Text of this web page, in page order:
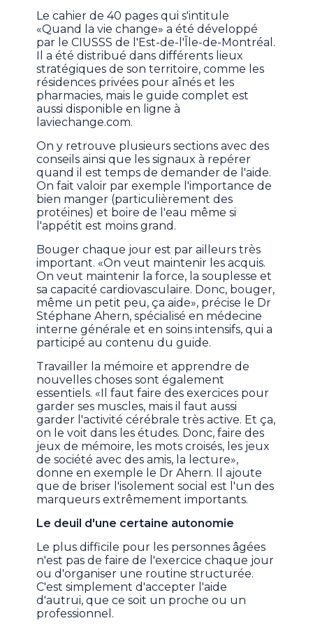
Le cahier de 40 pages qui s'intitule
«Quand la vie change» a été développé
par le CIUSSS de l'Est-de-l'Île-de-Montréal.
Il a été distribué dans différents lieux
stratégiques de son territoire, comme les
résidences privées pour aînés et les
pharmacies, mais le guide complet est
aussi disponible en ligne à
laviechange.com.
On y retrouve plusieurs sections avec des
conseils ainsi que les signaux à repérer
quand il est temps de demander de l'aide.
On fait valoir par exemple l'importance de
bien manger (particulièrement des
protéines) et boire de l'eau même si
l'appétit est moins grand.
Bouger chaque jour est par ailleurs très
important. «On veut maintenir les acquis.
On veut maintenir la force, la souplesse et
sa capacité cardiovasculaire. Donc, bouger,
même un petit peu, ça aide», précise le Dr
Stéphane Ahern, spécialisé en médecine
interne générale et en soins intensifs, qui a
participé au contenu du guide.
Travailler la mémoire et apprendre de
nouvelles choses sont également
essentiels. «Il faut faire des exercices pour
garder ses muscles, mais il faut aussi
garder l'activité cérébrale très active. Et ça,
on le voit dans les études. Donc, faire des
jeux de mémoire, les mots croisés, les jeux
de société avec des amis, la lecture»,
donne en exemple le Dr Ahern. Il ajoute
que de briser l'isolement social est l'un des
marqueurs extrêmement importants.
Le deuil d'une certaine autonomie
Le plus difficile pour les personnes âgées
n'est pas de faire de l'exercice chaque jour
ou d'organiser une routine structurée.
C'est simplement d'accepter l'aide
d'autrui, que ce soit un proche ou un
professionnel.